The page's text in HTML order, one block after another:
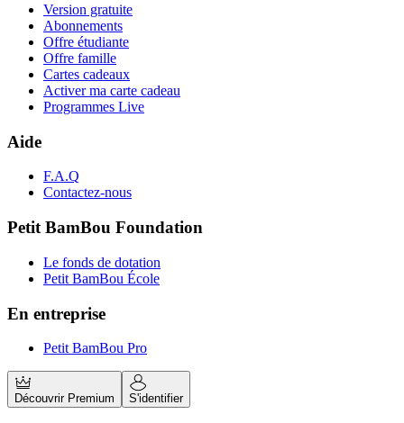
Version gratuite
Abonnements
Offre étudiante
Offre famille
Cartes cadeaux
Activer ma carte cadeau
Programmes Live
Aide
F.A.Q
Contactez-nous
Petit BamBou Foundation
Le fonds de dotation
Petit BamBou École
En entreprise
Petit BamBou Pro
Découvrir Premium S'identifier